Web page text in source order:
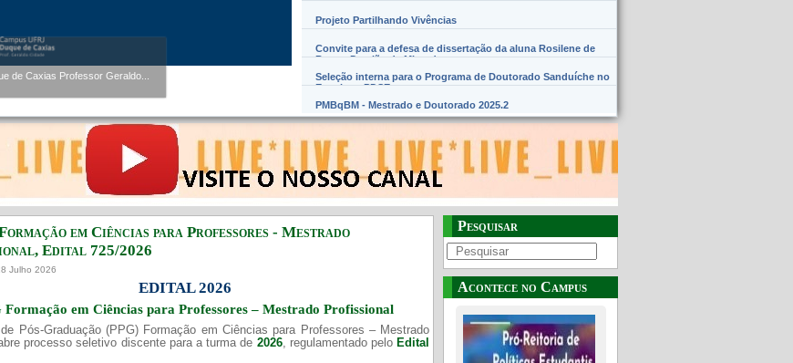
de Caxias Professor Geraldo...
Projeto Partilhando Vivências
Convite para a defesa de dissertação da aluna Rosilene de
Barros Damião de Miranda
Seleção interna para o Programa de Doutorado Sanduíche no
Exterior – PDSE
PMBqBM - Mestrado e Doutorado 2025.2
em Ciências para Professores - Mestrado
Edital ​725/202​6
Julho 2026
EDITAL 2026
Formação em Ciências para Professores – Mestrado Profissional
Pós-Graduação (PPG) Formação em Ciências para Professores – Mestrado
processo seletivo discente para a turma de 2026, regulamentado pelo Edital
Pesquisar
Acontece no Campus